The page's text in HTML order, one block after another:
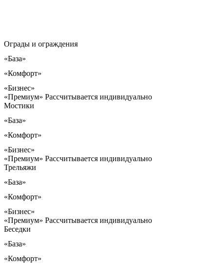
Ограды и ограждения
«База»
«Комфорт»
«Бизнес»
«Премиум» Рассчитывается индивидуально
Мостики
«База»
«Комфорт»
«Бизнес»
«Премиум» Рассчитывается индивидуально
Трельяжи
«База»
«Комфорт»
«Бизнес»
«Премиум» Рассчитывается индивидуально
Беседки
«База»
«Комфорт»